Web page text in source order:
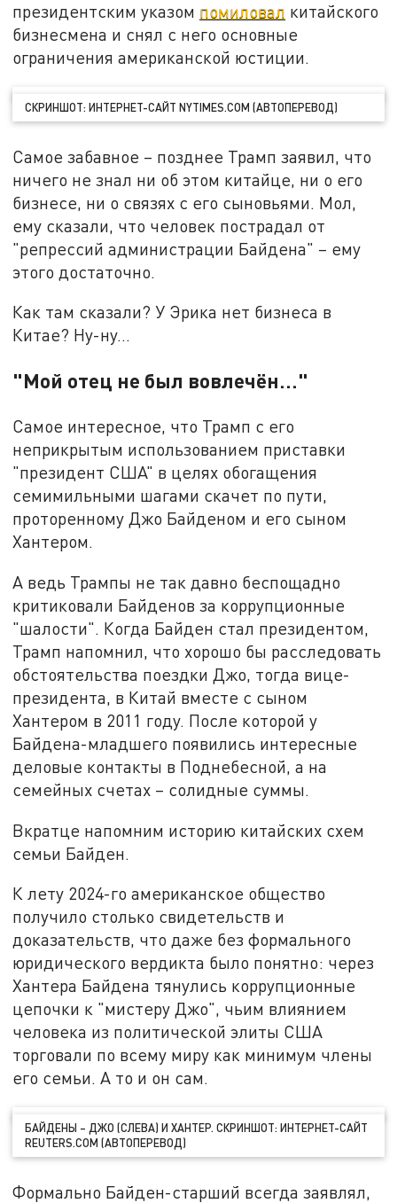
президентским указом помиловал китайского
бизнесмена и снял с него основные
ограничения американской юстиции.
СКРИНШОТ: ИНТЕРНЕТ-САЙТ NYTIMES.COM (АВТОПЕРЕВОД)
Самое забавное – позднее Трамп заявил, что
ничего не знал ни об этом китайце, ни о его
бизнесе, ни о связях с его сыновьями. Мол,
ему сказали, что человек пострадал от
"репрессий администрации Байдена" – ему
этого достаточно.
Как там сказали? У Эрика нет бизнеса в
Китае? Ну-ну…
"Мой отец не был вовлечён…"
Самое интересное, что Трамп с его
неприкрытым использованием приставки
"президент США" в целях обогащения
семимильными шагами скачет по пути,
проторенному Джо Байденом и его сыном
Хантером.
А ведь Трампы не так давно беспощадно
критиковали Байденов за коррупционные
"шалости". Когда Байден стал президентом,
Трамп напомнил, что хорошо бы расследовать
обстоятельства поездки Джо, тогда вице-
президента, в Китай вместе с сыном
Хантером в 2011 году. После которой у
Байдена-младшего появились интересные
деловые контакты в Поднебесной, а на
семейных счетах – солидные суммы.
Вкратце напомним историю китайских схем
семьи Байден.
К лету 2024-го американское общество
получило столько свидетельств и
доказательств, что даже без формального
юридического вердикта было понятно: через
Хантера Байдена тянулись коррупционные
цепочки к "мистеру Джо", чьим влиянием
человека из политической элиты США
торговали по всему миру как минимум члены
его семьи. А то и он сам.
БАЙДЕНЫ – ДЖО (СЛЕВА) И ХАНТЕР. СКРИНШОТ: ИНТЕРНЕТ-САЙТ
REUTERS.COM (АВТОПЕРЕВОД)
Формально Байден-старший всегда заявлял,